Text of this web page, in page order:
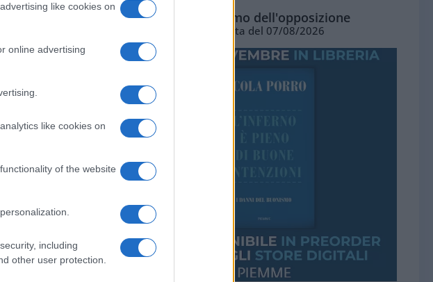
like cookies on
online advertising
like cookies on
of the website
including
other user protection.
è
al
di
un
L'ottimismo dell'opposizione
Vignetta del 07/08/2026